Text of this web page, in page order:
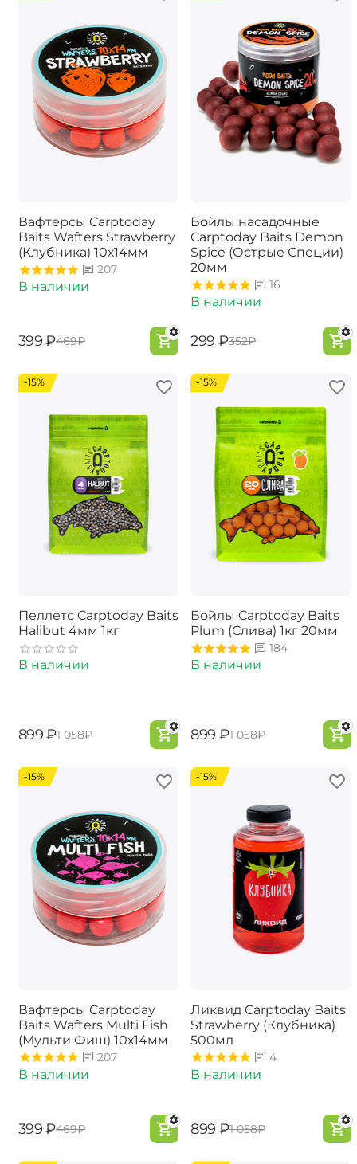
Вафтерсы Carptoday
Baits Wafters Strawberry
(Клубника) 10х14мм
207
В наличии
‍399‍ ₽‍469‍₽
Бойлы насадочные
Carptoday Baits Demon
Spice (Острые Специи)
20мм
16
В наличии
‍299‍ ₽‍352‍₽
-15%
Пеллетс Carptoday Baits
Halibut 4мм 1кг
В наличии
‍899‍ ₽‍1 058‍₽
-15%
Бойлы Carptoday Baits
Plum (Слива) 1кг 20мм
184
В наличии
‍899‍ ₽‍1 058‍₽
-15%
Вафтерсы Carptoday
Baits Wafters Multi Fish
(Мульти Фиш) 10х14мм
207
В наличии
‍399‍ ₽‍469‍₽
-15%
Ликвид Carptoday Baits
Strawberry (Клубника)
500мл
4
В наличии
‍899‍ ₽‍1 058‍₽